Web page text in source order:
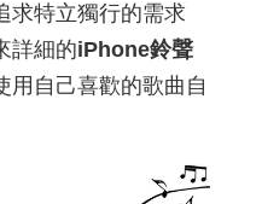
求特立獨行的需求
詳細的iPhone鈴聲
用自己喜歡的歌曲自